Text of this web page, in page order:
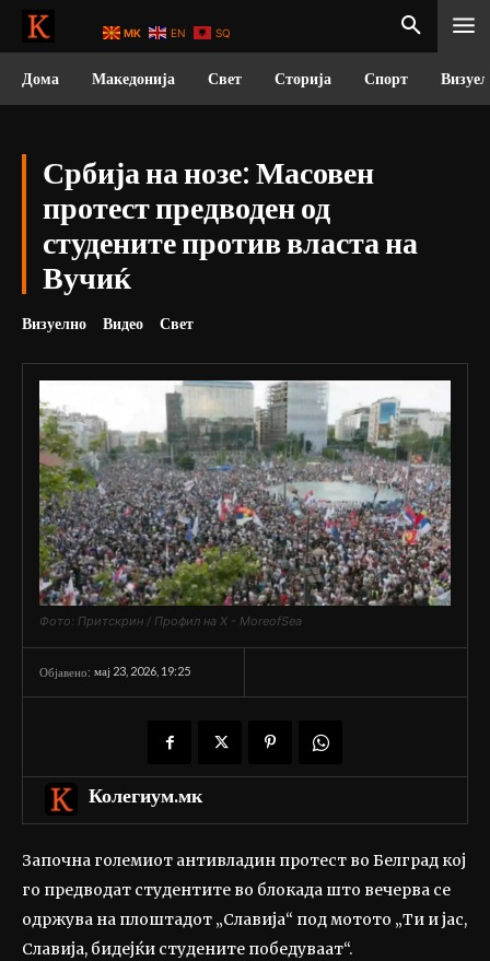
Дома Македонија Свет Сторија Спорт
Србија на нозе: Масовен
протест предводен од
студените против власта на
Вучиќ
Визуелно Видео Свет
Фото: Притскрин / Профил на Х - MoreofSea
Објавено: мај 23, 2026, 19:25
Колегиум.мк
Започна големиот антивладин протест во Белград кој
го предводат студентите во блокада што вечерва се
одржува на плоштадот „Славија“ под мотото „Ти и јас,
Славија, бидејќи студените победуваат“.
MK EN SQ